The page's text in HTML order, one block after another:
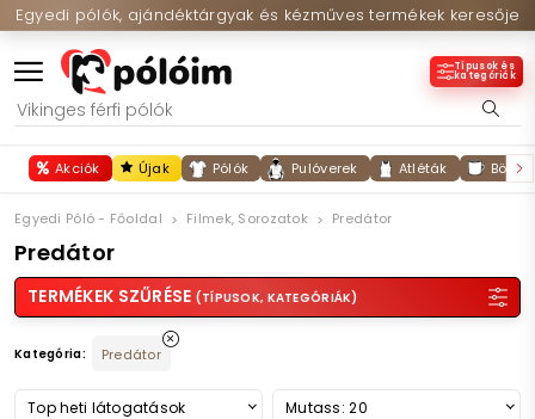
Egyedi pólók, ajándéktárgyak és kézműves termékek keresője
Típusok és
kategóriák
Akciók Újak Pólók Pulóverek Atléták
Egyedi Póló - Főoldal Filmek, Sorozatok Predátor
Predátor
TERMÉKEK SZŰRÉSE (TÍPUSOK, KATEGÓRIÁK)
Kategória: Predátor
Top heti látogatások Mutass: 20